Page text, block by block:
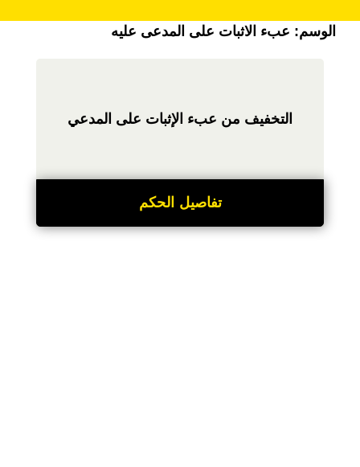
الوسم: عبء الاثبات على المدعى عليه
التخفيف من عبء الإثبات على المدعي
تفاصيل الحكم